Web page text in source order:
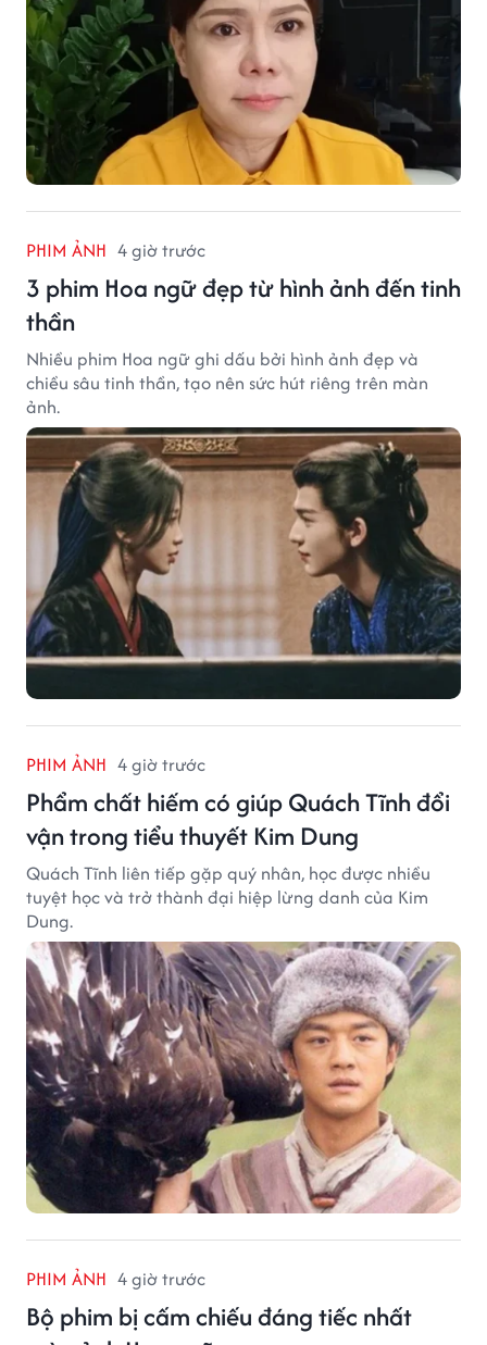
PHIM ẢNH 4 giờ trước
3 phim Hoa ngữ đẹp từ hình ảnh đến tinh
thần
Nhiều phim Hoa ngữ ghi dấu bởi hình ảnh đẹp và
chiều sâu tinh thần, tạo nên sức hút riêng trên màn
ảnh.
PHIM ẢNH 4 giờ trước
Phẩm chất hiếm có giúp Quách Tĩnh đổi
vận trong tiểu thuyết Kim Dung
Quách Tĩnh liên tiếp gặp quý nhân, học được nhiều
tuyệt học và trở thành đại hiệp lừng danh của Kim
Dung.
PHIM ẢNH 4 giờ trước
Bộ phim bị cấm chiếu đáng tiếc nhất